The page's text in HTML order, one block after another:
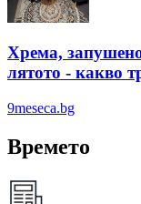
Хрема,
лятотo - какво
9meseca.bg
Времето